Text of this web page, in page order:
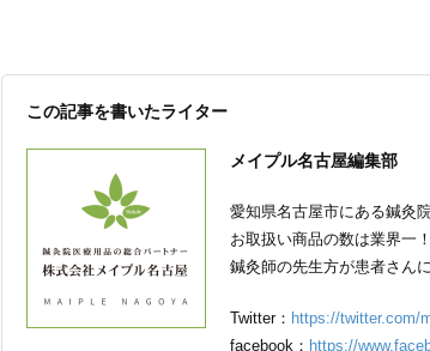
この記事を書いたライター
メイプル名古屋編集部
愛知県名古屋市にある鍼灸
お取扱い商品の数は業界一
鍼灸師の先生方が患者さん
Twitter： https://twitter.com/
facebook： https://